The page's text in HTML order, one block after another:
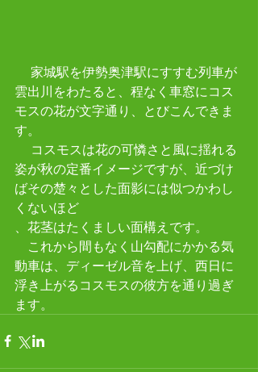
家城駅を伊勢奥津駅にすすむ列車が
雲出川をわたると、程なく車窓にコス
モスの花が文字通り、とびこんできま
す。
姿が秋の定番イメージですが、近づけ
ばその楚々とした面影には似つかわし
くないほど
、花茎はたくましい面構えです。
これから間もなく山勾配にかかる気
動車は、ディーゼル音を上げ、西日に
浮き上がるコスモスの彼方を通り過ぎ
ます。